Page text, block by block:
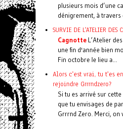
plusieurs mois d’une
dénigrement, à travers
SURVIE DE L'ATELIER DES
Cagnotte L’Atelier
une fin d'année bien
Fin octobre le lieu a...
Alors c'est vrai, tu t'es
rejoindre Grrrndzero?
Si tu es arrivé sur
que tu envisages de
Grrrnd Zero. Merci, on